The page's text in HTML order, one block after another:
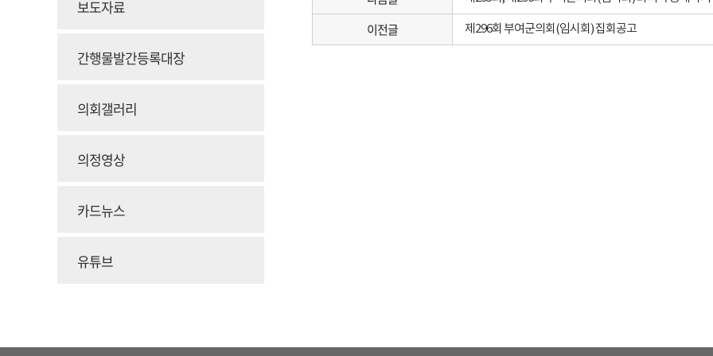
보도자료
간행물발간등록대장
의회갤러리
의정영상
카드뉴스
유튜브
이전글 제296회 부여군의회(임시회) 집회공고